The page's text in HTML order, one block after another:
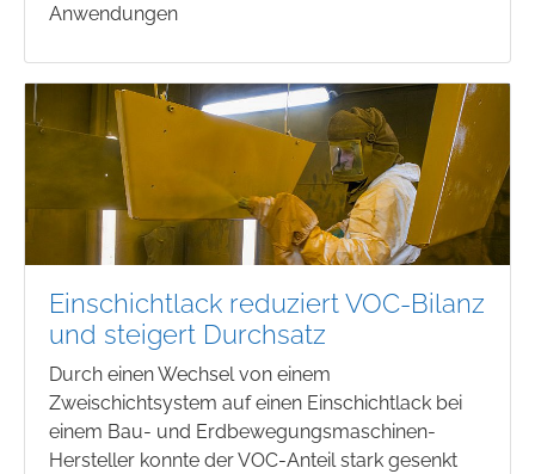
Anwendungen
Einschichtlack reduziert VOC-Bilanz
und steigert Durchsatz
Durch einen Wechsel von einem
Zweischichtsystem auf einen Einschichtlack bei
einem Bau- und Erdbewegungsmaschinen-
Hersteller konnte der VOC-Anteil stark gesenkt